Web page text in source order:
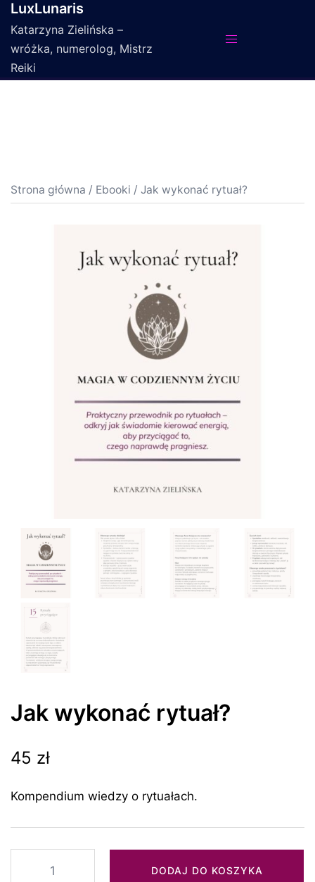
Przejdź
do
treści
LuxLunaris
Katarzyna Zielińska –
wróżka, numerolog, Mistrz
Reiki
Strona główna / Ebooki / Jak wykonać rytuał?
Jak wykonać rytuał?
45 zł
Kompendium wiedzy o rytuałach.
DODAJ DO KOSZYKA